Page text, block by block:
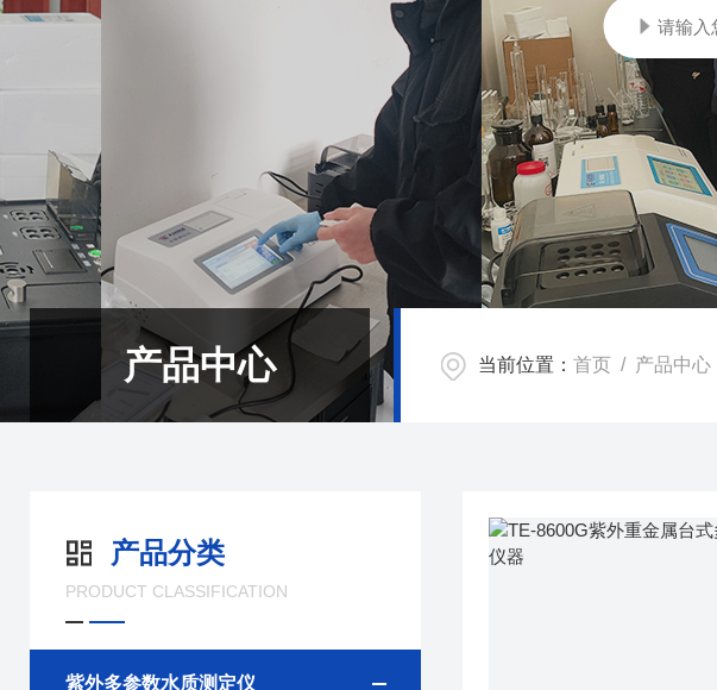
产品中心 当前位置： 首页 / 产品中心
产品分类
PRODUCT CLASSIFICATION
紫外多参数水质测定仪